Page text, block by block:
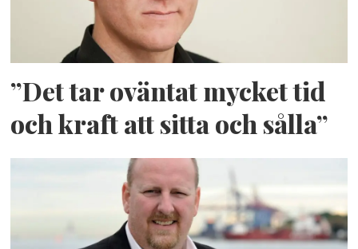
”Det tar oväntat mycket tid
och kraft att sitta och sålla”